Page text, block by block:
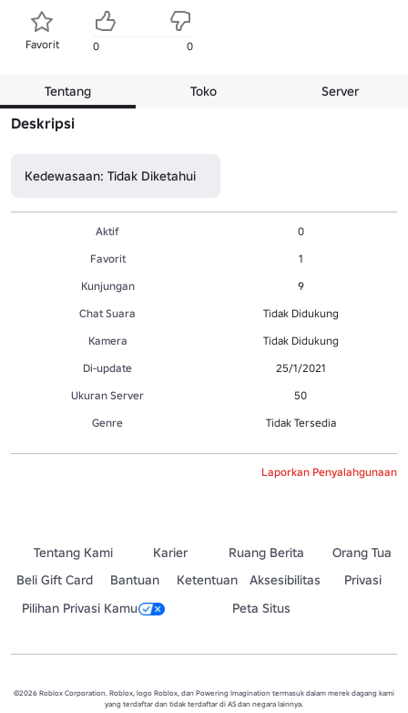
Favorit 0 0
Tentang Toko Server
Deskripsi
Kedewasaan: Tidak Diketahui
Aktif
0
Favorit
1
Kunjungan
9
Chat Suara
Tidak Didukung
Kamera
Tidak Didukung
Di-update
25/1/2021
Ukuran Server
50
Genre
Tidak Tersedia
Laporkan Penyalahgunaan
Tentang Kami Karier Ruang Berita
Orang Tua
Beli Gift Card
Bantuan Ketentuan Aksesibilitas
Privasi
Pilihan Privasi Kamu
Peta Situs
©2026 Roblox Corporation. Roblox, logo Roblox, dan Powering Imagination termasuk dalam merek dagang kami
yang terdaftar dan tidak terdaftar di AS dan negara lainnya.